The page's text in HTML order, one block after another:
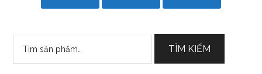
kiếm:
TÌM KIẾM